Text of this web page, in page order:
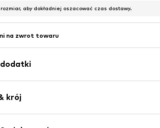
aby dokładniej oszacować czas dostawy.
na zwrot towaru
dodatki
denim/prany
na zamek błyskawiczny
krój